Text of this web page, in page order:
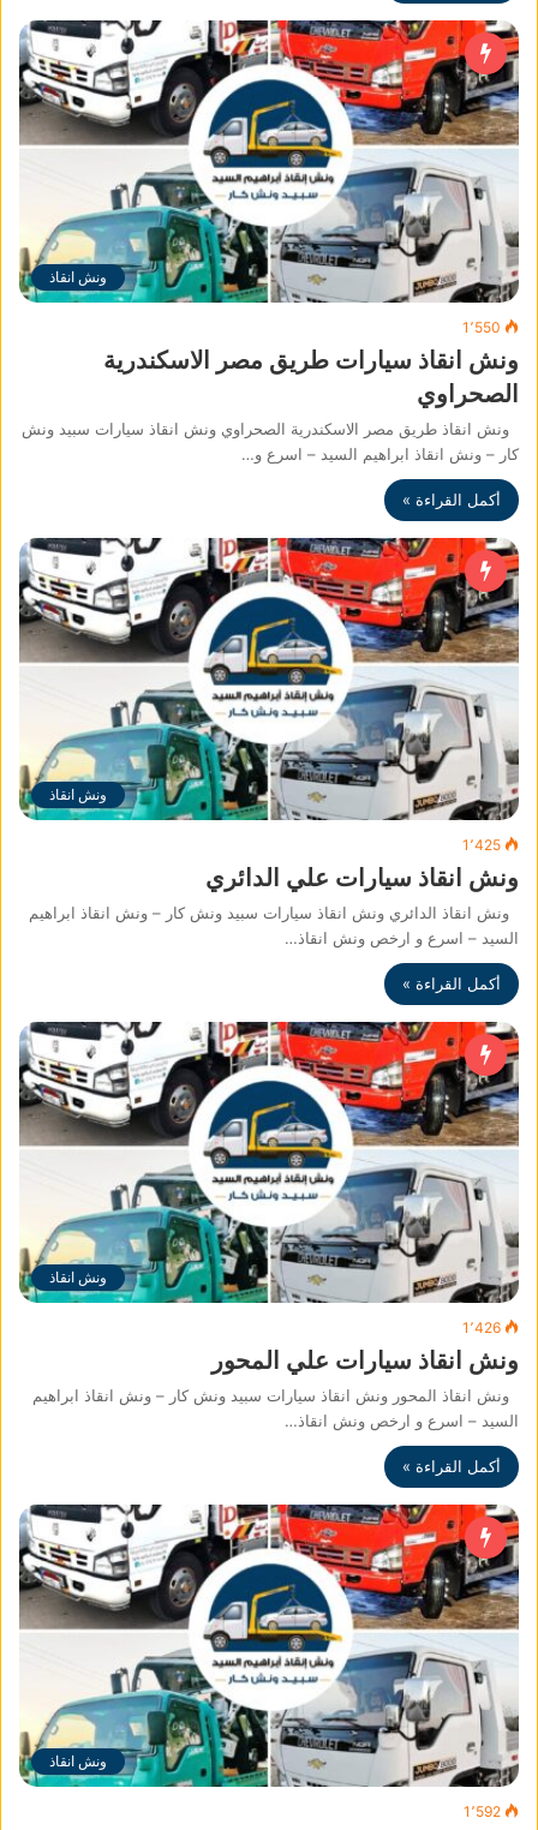
ونش انقاذ
1٬550
ونش انقاذ سيارات طريق مصر الاسكندرية
الصحراوي
ونش انقاذ طريق مصر الاسكندرية الصحراوي ونش انقاذ سيارات سبيد ونش
كار – ونش انقاذ ابراهيم السيد – اسرع و…
أكمل القراءة »
ونش انقاذ
1٬425
ونش انقاذ سيارات علي الدائري
ونش انقاذ الدائري ونش انقاذ سيارات سبيد ونش كار – ونش انقاذ ابراهيم
السيد – اسرع و ارخص ونش انقاذ…
أكمل القراءة »
ونش انقاذ
1٬426
ونش انقاذ سيارات علي المحور
ونش انقاذ المحور ونش انقاذ سيارات سبيد ونش كار – ونش انقاذ ابراهيم
السيد – اسرع و ارخص ونش انقاذ…
أكمل القراءة »
ونش انقاذ
1٬592